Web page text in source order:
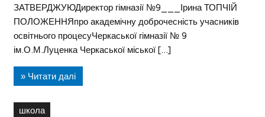
ЗАТВЕРДЖУЮДиректор гімназії №9___Ірина ТОПЧІЙ
ПОЛОЖЕННЯпро академічну доброчесність учасників
освітнього процесуЧеркаської гімназії № 9
ім.О.М.Луценка Черкаської міської […]
» Читати далі
школа